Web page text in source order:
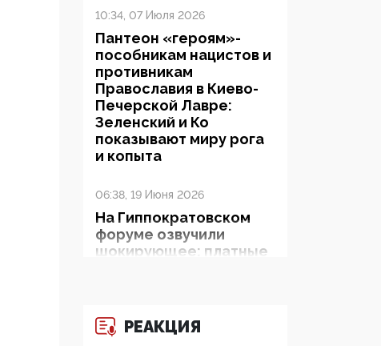
10:34, 07 Июля 2026
Пантеон «героям»-
пособникам нацистов и
противникам
Православия в Киево-
Печерской Лавре:
Зеленский и Ко
показывают миру рога
и копыта
06:38, 19 Июня 2026
На Гиппократовском
форуме озвучили
шокирующее: платные
многодетные семьи
РЕАКЦИЯ